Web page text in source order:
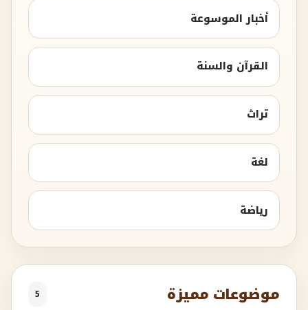
أخبار الموسوعة
القرآن والسنة
تراث
لغة
رياضة
موضوعات مميزة 5